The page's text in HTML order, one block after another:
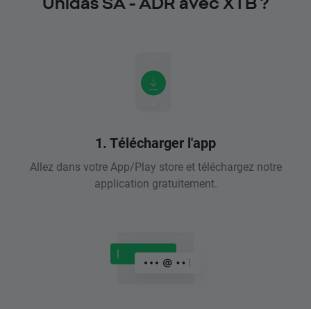
1. Télécharger l'app
Allez dans votre App/Play store et téléchargez notre
application gratuitement.